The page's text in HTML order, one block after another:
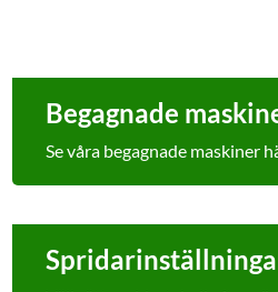
Begagnade
Se våra begagnade maskiner